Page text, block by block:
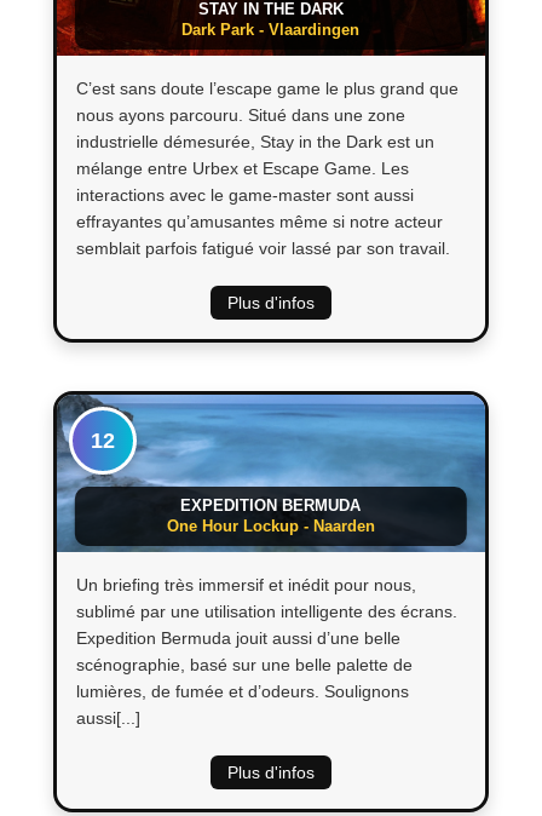
STAY IN THE DARK
Dark Park - Vlaardingen
C’est sans doute l’escape game le plus grand que
nous ayons parcouru. Situé dans une zone
industrielle démesurée, Stay in the Dark est un
mélange entre Urbex et Escape Game. Les
interactions avec le game-master sont aussi
effrayantes qu’amusantes même si notre acteur
semblait parfois fatigué voir lassé par son travail.
Plus d'infos
12
EXPEDITION BERMUDA
One Hour Lockup - Naarden
Un briefing très immersif et inédit pour nous,
sublimé par une utilisation intelligente des écrans.
Expedition Bermuda jouit aussi d’une belle
scénographie, basé sur une belle palette de
lumières, de fumée et d’odeurs. Soulignons
aussi[...]
Plus d'infos